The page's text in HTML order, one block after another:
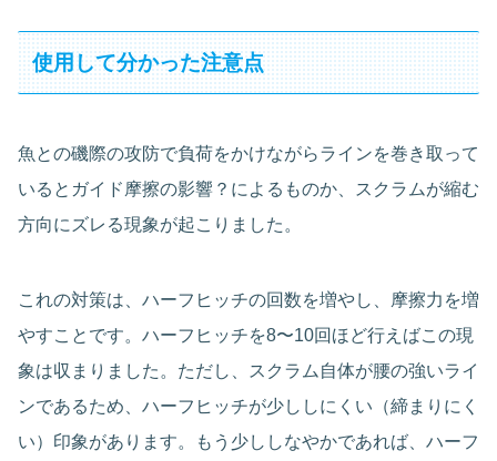
使用して分かった注意点
魚との磯際の攻防で負荷をかけながらラインを巻き取って
いるとガイド摩擦の影響？によるものか、スクラムが縮む
方向にズレる現象が起こりました。
これの対策は、ハーフヒッチの回数を増やし、摩擦力を増
やすことです。ハーフヒッチを8〜10回ほど行えばこの現
象は収まりました。ただし、スクラム自体が腰の強いライ
ンであるため、ハーフヒッチが少ししにくい（締まりにく
い）印象があります。もう少ししなやかであれば、ハーフ